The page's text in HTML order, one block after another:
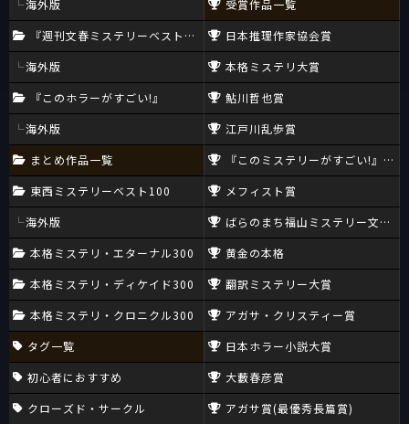
海外版
『週刊文春ミステリーベスト10』
海外版
『このホラーがすごい!』
海外版
まとめ作品一覧
東西ミステリーベスト100
海外版
本格ミステリ・エターナル300
本格ミステリ・ディケイド300
本格ミステリ・クロニクル300
タグ一覧
初心者におすすめ
クローズド・サークル
受賞作品一覧
日本推理作家協会賞
本格ミステリ大賞
鮎川哲也賞
江戸川乱歩賞
『このミステリーがすごい!』大賞
メフィスト賞
ばらのまち福山ミステリー文学新
黄金の本格
翻訳ミステリー大賞
アガサ・クリスティー賞
日本ホラー小説大賞
大藪春彦賞
アガサ賞(最優秀長篇賞)